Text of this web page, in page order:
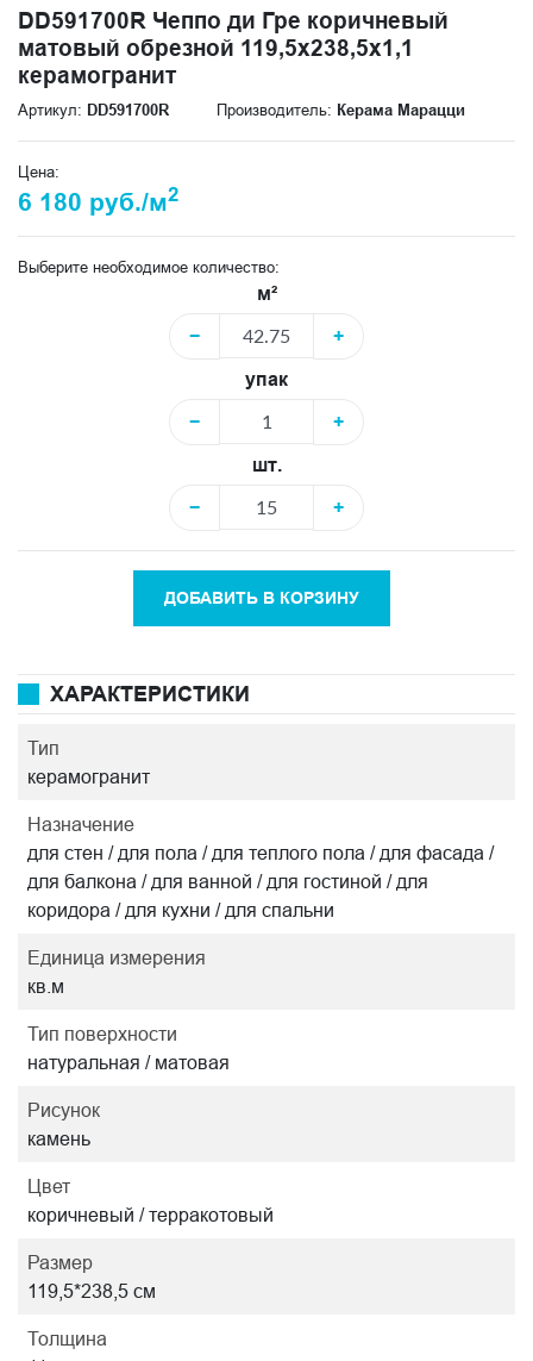
DD591700R Чеппо ди Гре коричневый
матовый обрезной 119,5x238,5x1,1
керамогранит
Артикул: DD591700R Производитель: Керама Марацци
Цена:
6 180 руб./м2
Выберите необходимое количество:
м²
−
+
упак
−
+
шт.
−
+
ДОБАВИТЬ В КОРЗИНУ
ХАРАКТЕРИСТИКИ
Тип
керамогранит
Назначение
для стен / для пола / для теплого пола / для фасада /
для балкона / для ванной / для гостиной / для
коридора / для кухни / для спальни
Единица измерения
кв.м
Тип поверхности
натуральная / матовая
Рисунок
камень
Цвет
коричневый / терракотовый
Размер
119,5*238,5 см
Толщина